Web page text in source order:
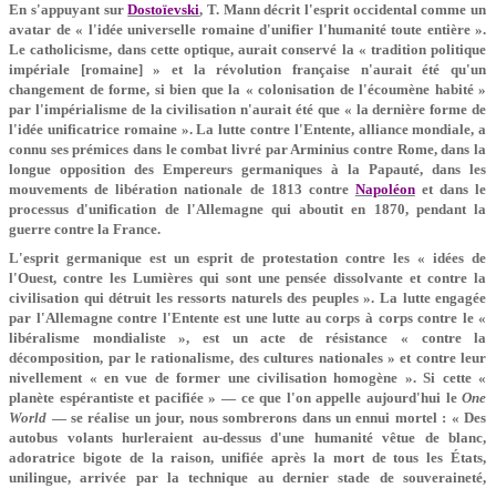
En s'appuyant surDostoïevski, T. Mann décrit l'esprit occidental comme un
avatar de « l'idée universelle romaine d'unifier l'humanité toute entière ».
Le catholicisme, dans cette optique, aurait conservé la « tradition politique
impériale [romaine] » et la révolution française n'aurait été qu'un
changement de forme, si bien que la « colonisation de l'écoumène habité »
par l'impérialisme de la civilisation n'aurait été que « la dernière forme de
l'idée unificatrice romaine ». La lutte contre l'Entente, alliance mondiale, a
connu ses prémices dans le combat livré par Arminius contre Rome, dans la
longue opposition des Empereurs germaniques à la Papauté, dans les
mouvements de libération nationale de 1813 contre Napoléonet dans le
processus d'unification de l'Allemagne qui aboutit en 1870, pendant la
guerre contre la France.
L'esprit germanique est un esprit de protestation contre les « idées de
l'Ouest, contre les Lumières qui sont une pensée dissolvante et contre la
civilisation qui détruit les ressorts naturels des peuples ». La lutte engagée
par l'Allemagne contre l'Entente est une lutte au corps à corps contre le «
libéralisme mondialiste », est un acte de résistance « contre la
décomposition, par le rationalisme, des cultures nationales » et contre leur
nivellement « en vue de former une civilisation homogène ». Si cette «
planète espérantiste et pacifiée » — ce que l'on appelle aujourd'hui leOne
World — se réalise un jour, nous sombrerons dans un ennui mortel : « Des
autobus volants hurleraient au-dessus d'une humanité vêtue de blanc,
adoratrice bigote de la raison, unifiée après la mort de tous les États,
unilingue, arrivée par la technique au dernier stade de souveraineté,